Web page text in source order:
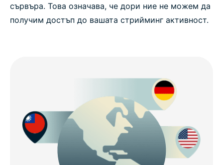
сървъра. Това означава, че дори ние не можем да
получим достъп до вашата стрийминг активност.